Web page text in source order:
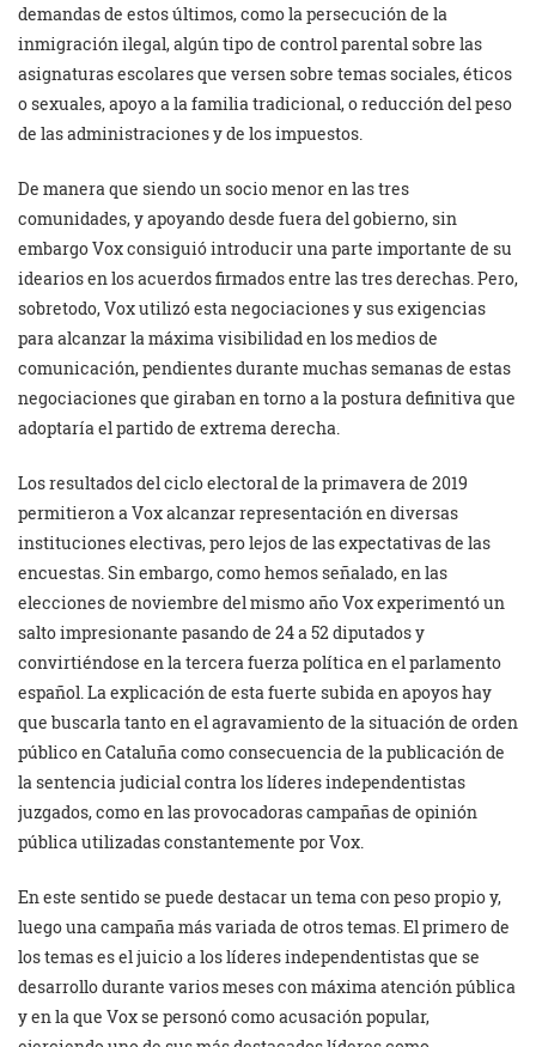
demandas de estos últimos, como la persecución de la
inmigración ilegal, algún tipo de control parental sobre las
asignaturas escolares que versen sobre temas sociales, éticos
o sexuales, apoyo a la familia tradicional, o reducción del peso
de las administraciones y de los impuestos.
De manera que siendo un socio menor en las tres
comunidades, y apoyando desde fuera del gobierno, sin
embargo Vox consiguió introducir una parte importante de su
idearios en los acuerdos firmados entre las tres derechas. Pero,
sobretodo, Vox utilizó esta negociaciones y sus exigencias
para alcanzar la máxima visibilidad en los medios de
comunicación, pendientes durante muchas semanas de estas
negociaciones que giraban en torno a la postura definitiva que
adoptaría el partido de extrema derecha.
Los resultados del ciclo electoral de la primavera de 2019
permitieron a Vox alcanzar representación en diversas
instituciones electivas, pero lejos de las expectativas de las
encuestas. Sin embargo, como hemos señalado, en las
elecciones de noviembre del mismo año Vox experimentó un
salto impresionante pasando de 24 a 52 diputados y
convirtiéndose en la tercera fuerza política en el parlamento
español. La explicación de esta fuerte subida en apoyos hay
que buscarla tanto en el agravamiento de la situación de orden
público en Cataluña como consecuencia de la publicación de
la sentencia judicial contra los líderes independentistas
juzgados, como en las provocadoras campañas de opinión
pública utilizadas constantemente por Vox.
En este sentido se puede destacar un tema con peso propio y,
luego una campaña más variada de otros temas. El primero de
los temas es el juicio a los líderes independentistas que se
desarrollo durante varios meses con máxima atención pública
y en la que Vox se personó como acusación popular,